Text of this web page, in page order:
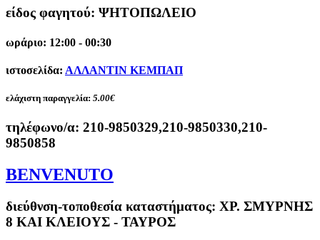
είδος φαγητού: ΨΗΤΟΠΩΛΕΙΟ
ωράριο: 12:00 - 00:30
ιστοσελίδα: ΑΛΛΑΝΤΙΝ ΚΕΜΠΑΠ
ελάχιστη παραγγελία: 5.00€
τηλέφωνο/α: 210-9850329,210-9850330,210-
9850858
BENVENUTO
διεύθνση-τοποθεσία καταστήματος: ΧΡ. ΣΜΥΡΝΗΣ
8 ΚΑΙ ΚΛΕΙΟΥΣ - ΤΑΥΡΟΣ